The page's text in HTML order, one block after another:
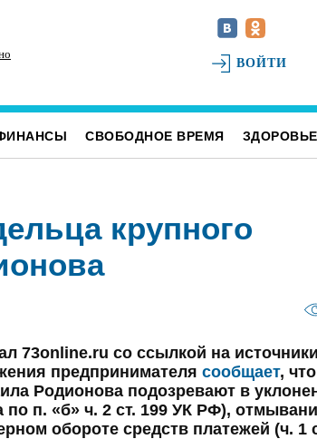
Наше наследие: история первых «небоскрёбов»
ВОЙТИ
СВОБОДНОЕ ВРЕМЯ ЗДОРОВЬЕ
крупного
73online.ru со ссылкой на
предпринимателя сообщает, что
Родионова подозревают в
п. «б» ч. 2 ст. 199 УК РФ),
обороте средств платежей (ч. 1